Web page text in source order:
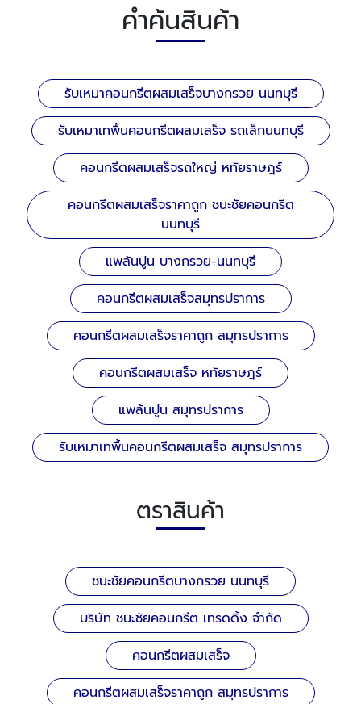
คำค้นสินค้า
รับเหมาคอนกรีตผสมเสร็จบางกรวย นนทบุรี
รับเหมาเทพื้นคอนกรีตผสมเสร็จ รถเล็กนนทบุรี
คอนกรีตผสมเสร็จรถใหญ่ หทัยราษฎร์
คอนกรีตผสมเสร็จราคาถูก ชนะชัยคอนกรีต
นนทบุรี
แพล้นปูน บางกรวย-นนทบุรี
คอนกรีตผสมเสร็จสมุทรปราการ
คอนกรีตผสมเสร็จราคาถูก สมุทรปราการ
คอนกรีตผสมเสร็จ หทัยราษฎร์
แพล้นปูน สมุทรปราการ
รับเหมาเทพื้นคอนกรีตผสมเสร็จ สมุทรปราการ
ตราสินค้า
ชนะชัยคอนกรีตบางกรวย นนทบุรี
บริษัท ชนะชัยคอนกรีต เทรดดิ้ง จำกัด
คอนกรีตผสมเสร็จ
คอนกรีตผสมเสร็จราคาถูก สมุทรปราการ